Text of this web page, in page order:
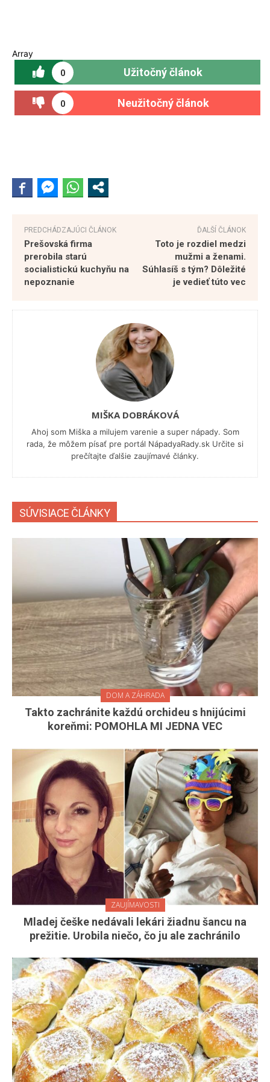
Array
0 Užitočný článok
0 Neužitočný článok
PREDCHÁDZAJÚCI ČLÁNOK
Prešovská firma
prerobila starú
socialistickú kuchyňu na
nepoznanie
ĎALŠÍ ČLÁNOK
Toto je rozdiel medzi
mužmi a ženami.
Súhlasíš s tým? Dôležité
je vedieť túto vec
MIŠKA DOBRÁKOVÁ
Ahoj som Miška a milujem varenie a super nápady. Som
rada, že môžem písať pre portál NápadyaRady.sk Určite si
prečítajte ďalšie zaujímavé články.
SÚVISIACE ČLÁNKY
DOM A ZÁHRADA
Takto zachránite každú orchideu s hnijúcimi
koreňmi: POMOHLA MI JEDNA VEC
ZAUJÍMAVOSTI
Mladej češke nedávali lekári žiadnu šancu na
prežitie. Urobila niečo, čo ju ale zachránilo